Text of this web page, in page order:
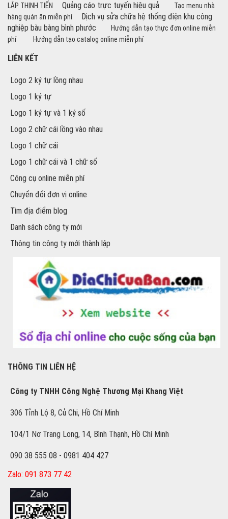
LẮP THỊNH TIẾN
Quảng cáo trực tuyến hiệu quả
Tạo menu nhà
hàng quán ăn miễn phí
Dịch vụ sửa chữa hệ thống điện khu công
nghiệp bàu bàng bình phước
Hướng dẫn tạo thực đơn online miễn
phí
Hướng dẫn tạo catalog online miễn phí
LIÊN KẾT
Logo 2 ký tự lồng nhau
Logo 1 ký tự
Logo 1 ký tự và 1 ký số
Logo 2 chữ cái lồng vào nhau
Logo 1 chữ cái
Logo 1 chữ cái và 1 chữ số
Công cụ online miễn phí
Chuyển đổi đơn vị online
Tìm địa điểm blog
Danh sách công ty mới
Thông tin công ty mới thành lập
THÔNG TIN LIÊN HỆ
Công ty TNHH Công Nghệ Thương Mại Khang Việt
306 Tỉnh Lộ 8, Củ Chi, Hồ Chí Minh
104/1 Nơ Trang Long, 14, Bình Thạnh, Hồ Chí Minh
090 38 555 08 - 0981 404 427
Zalo: 091 873 77 42